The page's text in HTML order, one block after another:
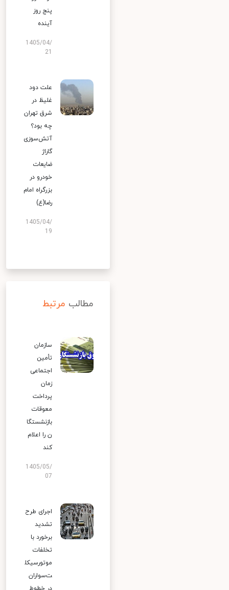
پنج روز
آینده
1405/04/
علت دود
غلیظ در
شرق تهران
چه بود؟
آتش‌سوزی
گاراژ
ضایعات
خودرو در
بزرگراه امام
رضا(ع)
1405/04/
19
مطالب مرتبط
سازمان
تأمین
اجتماعی
زمان
پرداخت
معوقات
بازنشستگا
ن را اعلام
کند
1405/05/
07
اجرای طرح
تشدید
برخورد با
تخلفات
موتورسیکل
ت‌سواران